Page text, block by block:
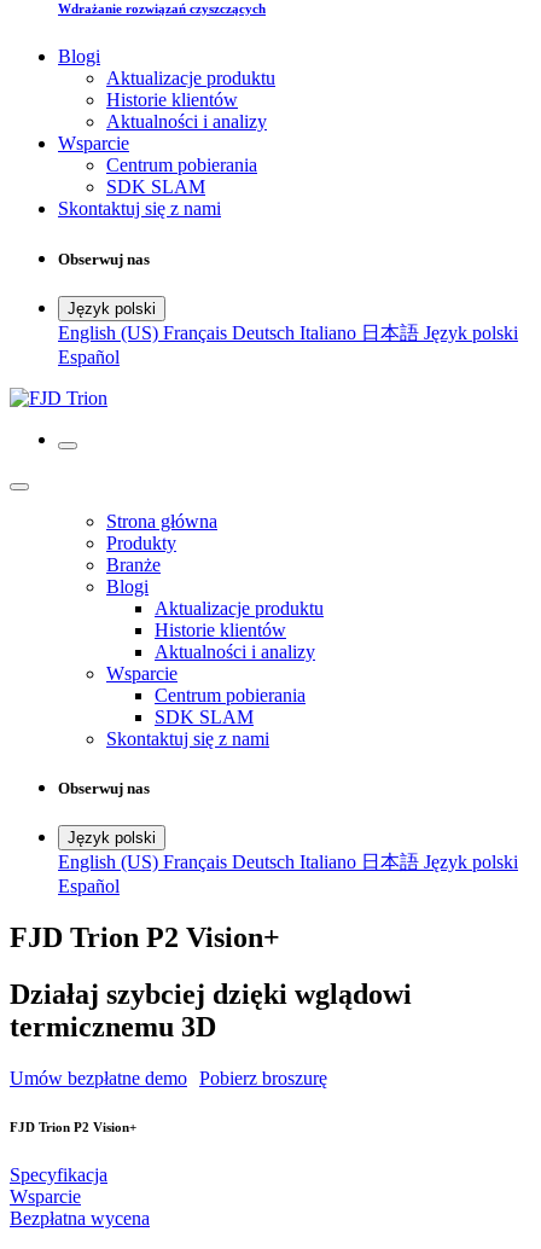
Wdrażanie rozwiązań czyszczących
Blogi
Aktualizacje produktu
Historie klientów
Aktualności i analizy
Wsparcie
Centrum pobierania
SDK SLAM
Skontaktuj się z nami
Obserwuj nas
Język polski
English (US) Français Deutsch Italiano 日本語 Język polski
Español
Strona główna
Produkty
Branże
Blogi
Aktualizacje produktu
Historie klientów
Aktualności i analizy
Wsparcie
Centrum pobierania
SDK SLAM
Skontaktuj się z nami
Obserwuj nas
Język polski
English (US) Français Deutsch Italiano 日本語 Język polski
Español
FJD Trion P2 Vision+
Działaj szybciej dzięki wglądowi
termicznemu 3D
Umów bezpłatne demo Pobierz broszurę
FJD Trion P2 Vision+
Specyfikacja
Wsparcie
Bezpłatna wycena